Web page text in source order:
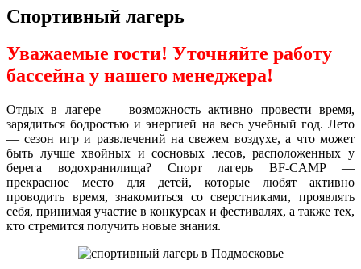
Спортивный лагерь
Уважаемые гости! Уточняйте работу
бассейна у нашего менеджера!
Отдых в лагере — возможность активно провести время,
зарядиться бодростью и энергией на весь учебный год. Лето
— сезон игр и развлечений на свежем воздухе, а что может
быть лучше хвойных и сосновых лесов, расположенных у
берега водохранилища? Спорт лагерь BF-CAMP —
прекрасное место для детей, которые любят активно
проводить время, знакомиться со сверстниками, проявлять
себя, принимая участие в конкурсах и фестивалях, а также тех,
кто стремится получить новые знания.